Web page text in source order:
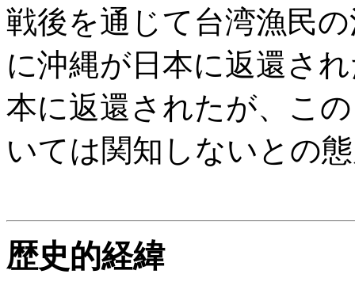
戦後を通じて台湾漁民
に沖縄が日本に返還さ
本に返還されたが、こ
いては関知しないとの
歴史的経緯